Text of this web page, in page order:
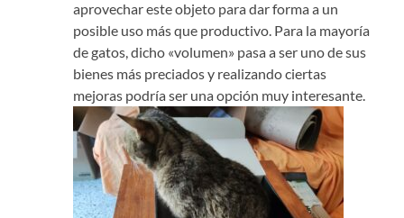
aprovechar este objeto para dar forma a un
posible uso más que productivo. Para la mayoría
de gatos, dicho «volumen» pasa a ser uno de sus
bienes más preciados y realizando ciertas
mejoras podría ser una opción muy interesante.